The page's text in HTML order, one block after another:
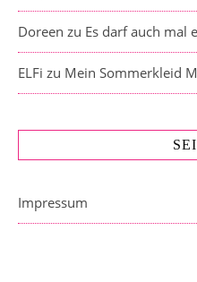
Doreen zu Es darf auch mal
ELFi zu Mein Sommerkleid
Impressum